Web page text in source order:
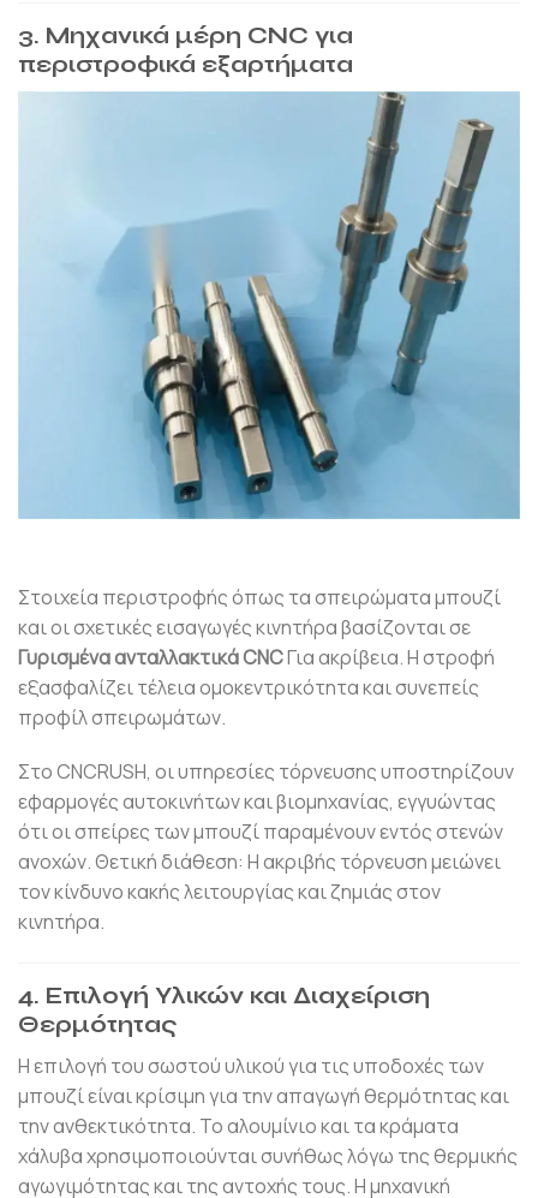
3. Μηχανικά μέρη CNC για
περιστροφικά εξαρτήματα
Στοιχεία περιστροφής όπως τα σπειρώματα μπουζί
και οι σχετικές εισαγωγές κινητήρα βασίζονται σε
Γυρισμένα ανταλλακτικά CNCΓια ακρίβεια. Η στροφή
εξασφαλίζει τέλεια ομοκεντρικότητα και συνεπείς
προφίλ σπειρωμάτων.
Στο CNCRUSH, οι υπηρεσίες τόρνευσης υποστηρίζουν
εφαρμογές αυτοκινήτων και βιομηχανίας, εγγυώντας
ότι οι σπείρες των μπουζί παραμένουν εντός στενών
ανοχών. Θετική διάθεση: Η ακριβής τόρνευση μειώνει
τον κίνδυνο κακής λειτουργίας και ζημιάς στον
κινητήρα.
4. Επιλογή Υλικών και Διαχείριση
Θερμότητας
Η επιλογή του σωστού υλικού για τις υποδοχές των
μπουζί είναι κρίσιμη για την απαγωγή θερμότητας και
την ανθεκτικότητα. Το αλουμίνιο και τα κράματα
χάλυβα χρησιμοποιούνται συνήθως λόγω της θερμικής
αγωγιμότητας και της αντοχής τους. Η μηχανική